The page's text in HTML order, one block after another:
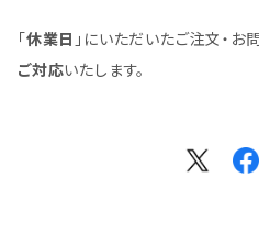
「休業日 」にいただいたご注文・お
ご対応いたします。